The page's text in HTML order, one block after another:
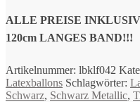
ALLE PREISE
120cm LANGES BAND!!!
Artikelnummer: lbklf042
Latexballons Schlagwörter:
Schwarz, Schwarz Metallic,